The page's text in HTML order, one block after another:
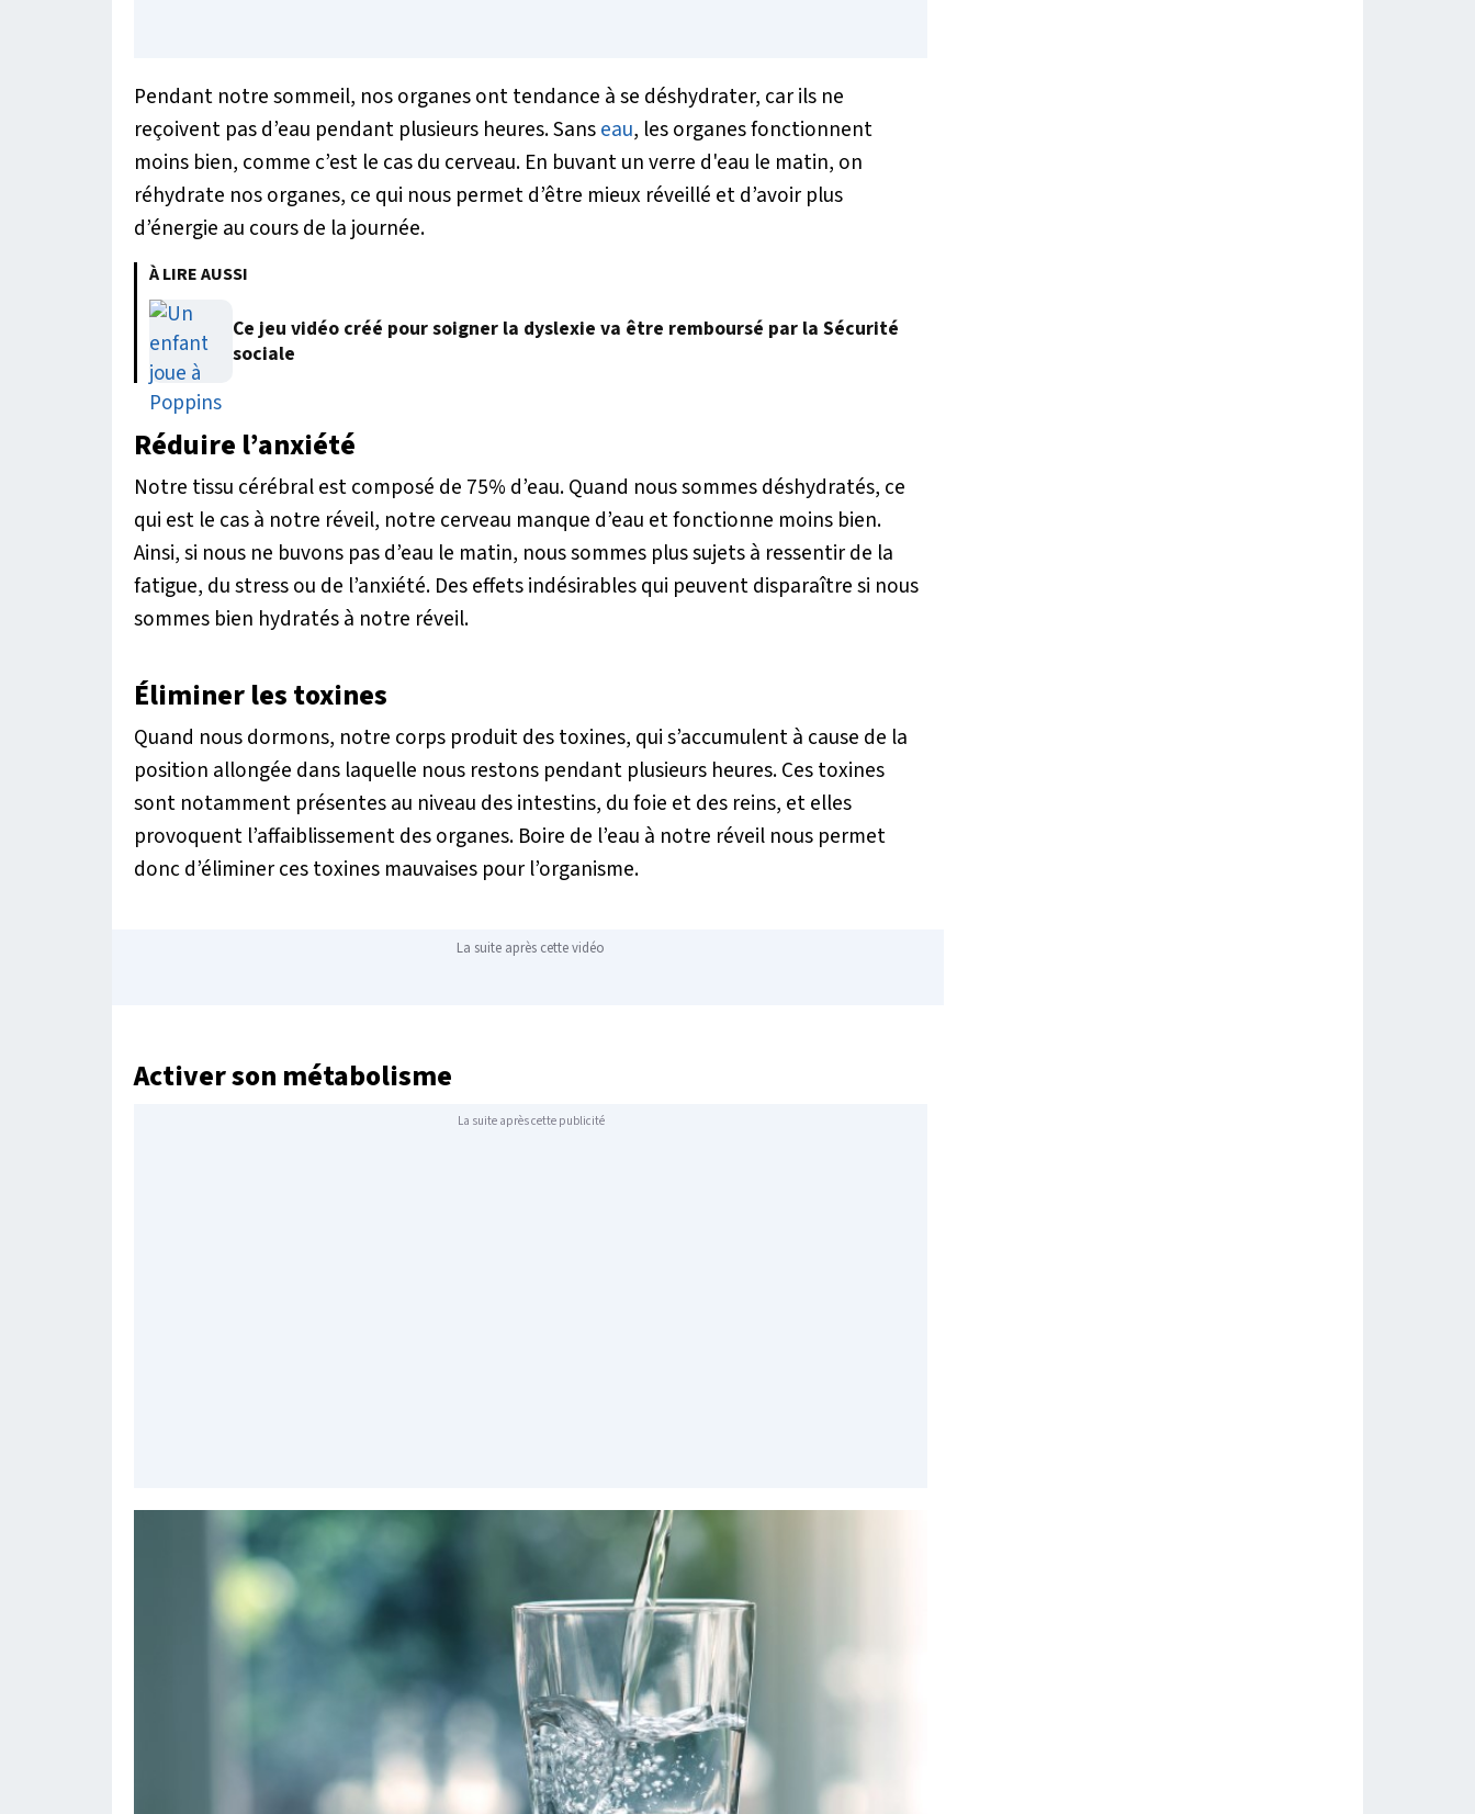
Pendant notre sommeil, nos organes ont tendance à se déshydrater, car ils ne
reçoivent pas d’eau pendant plusieurs heures. Sanseau, les organes fonctionnent
moins bien, comme c’est le cas du cerveau. En buvant un verre d'eau le matin, on
réhydrate nos organes, ce qui nous permet d’être mieux réveillé et d’avoir plus
d’énergie au cours de la journée.
À LIRE AUSSI
Ce jeu vidéo créé pour soigner la dyslexie va être remboursé par la Sécurité
sociale
Réduire l’anxiété
Notre tissu cérébral est composé de 75% d’eau. Quand nous sommes déshydratés, ce
qui est le cas à notre réveil, notre cerveau manque d’eau et fonctionne moins bien.
Ainsi, si nous ne buvons pas d’eau le matin, nous sommes plus sujets à ressentir de la
fatigue, du stress ou de l’anxiété. Des effets indésirables qui peuvent disparaître si nous
sommes bien hydratés à notre réveil.
Éliminer les toxines
Quand nous dormons, notre corps produit des toxines, qui s’accumulent à cause de la
position allongée dans laquelle nous restons pendant plusieurs heures. Ces toxines
sont notamment présentes au niveau des intestins, du foie et des reins, et elles
provoquent l’affaiblissement des organes. Boire de l’eau à notre réveil nous permet
donc d’éliminer ces toxines mauvaises pour l’organisme.
La suite après cette vidéo
Activer son métabolisme
La suite après cette publicité